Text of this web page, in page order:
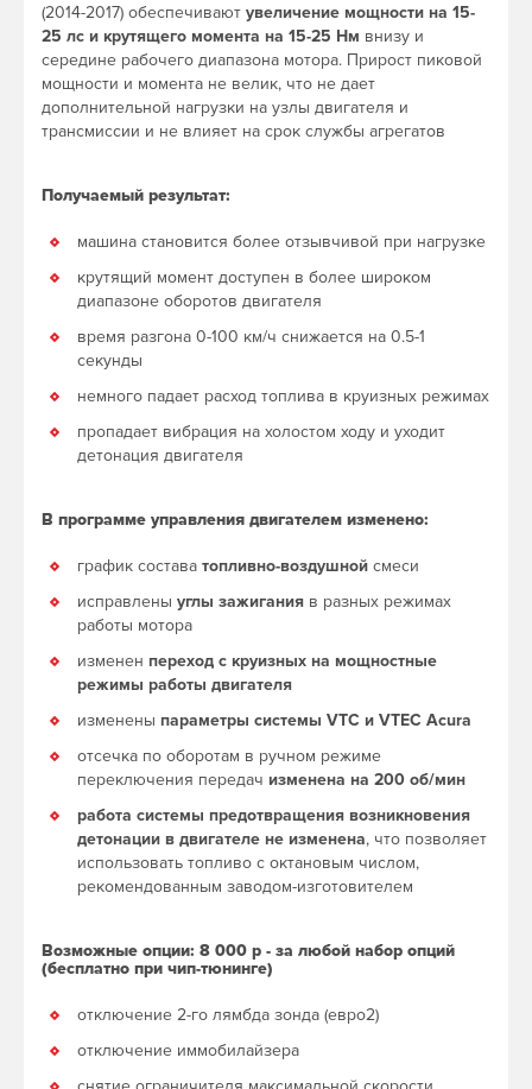
(2014-2017) обеспечивают увеличение мощности на 15-
25 лс и крутящего момента на 15-25 Нм внизу и
середине рабочего диапазона мотора. Прирост пиковой
мощности и момента не велик, что не дает
дополнительной нагрузки на узлы двигателя и
трансмиссии и не влияет на срок службы агрегатов
Получаемый результат:
машина становится более отзывчивой при нагрузке
крутящий момент доступен в более широком
диапазоне оборотов двигателя
время разгона 0-100 км/ч снижается на 0.5-1
секунды
немного падает расход топлива в круизных режимах
пропадает вибрация на холостом ходу и уходит
детонация двигателя
В программе управления двигателем изменено:
график состава топливно-воздушной смеси
исправлены углы зажигания в разных режимах
работы мотора
изменен переход с круизных на мощностные
режимы работы двигателя
изменены параметры системы VTC и VTEC Acura
отсечка по оборотам в ручном режиме
переключения передач изменена на 200 об/мин
работа системы предотвращения возникновения
детонации в двигателе не изменена, что позволяет
использовать топливо с октановым числом,
рекомендованным заводом-изготовителем
Возможные опции: 8 000 р - за любой набор опций
(бесплатно при чип-тюнинге)
отключение 2-го лямбда зонда (евро2)
отключение иммобилайзера